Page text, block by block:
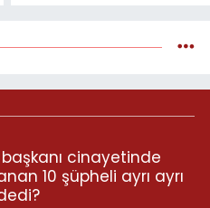
cinayetinde
10 şüpheli ayrı ayrı